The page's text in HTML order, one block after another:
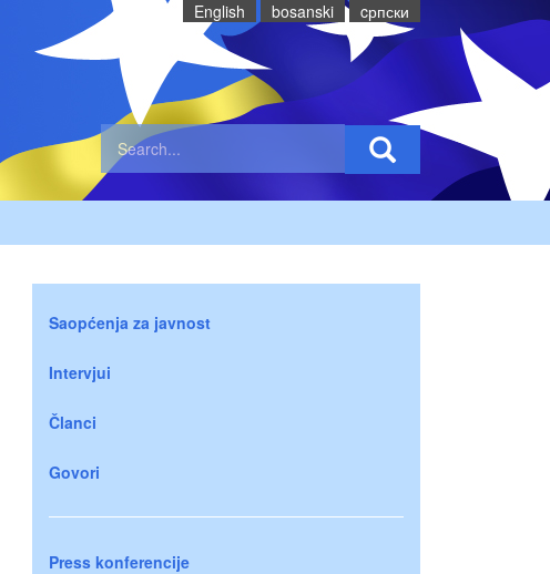
English bosanski cрпски
Saopćenja za javnost
Intervjui
Članci
Govori
Press konferencije